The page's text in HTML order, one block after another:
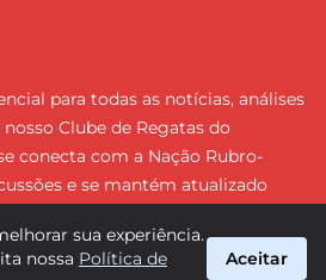
para todas as notícias, análises
Clube de Regatas do
conecta com a Nação Rubro-
e se mantém atualizado
frente, junto da torcida mais
#Flapress
sua experiência.
nossa Política de
Aceitar